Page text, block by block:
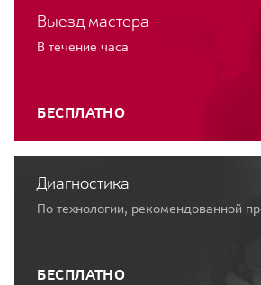
Выезд мастера
В течение часа
БЕСПЛАТНО
Диагностика
По технологии, рекомендованной
БЕСПЛАТНО